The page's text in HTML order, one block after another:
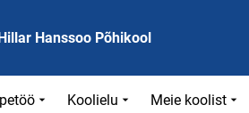
Hanssoo Põhikool
Koolielu Meie koolist